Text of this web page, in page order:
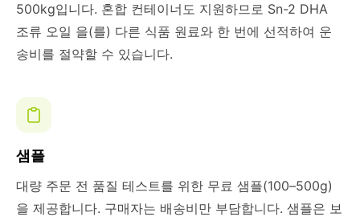
500kg입니다. 혼합 컨테이너도 지원하므로 Sn-2 DHA
조류 오일 을(를) 다른 식품 원료와 한 번에 선적하여 운
송비를 절약할 수 있습니다.
샘플
대량 주문 전 품질 테스트를 위한 무료 샘플(100–500g)
을 제공합니다. 구매자는 배송비만 부담합니다. 샘플은 보